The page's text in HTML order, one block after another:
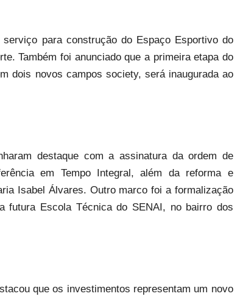
para construção do Espaço Esportivo do
Também foi anunciado que a primeira etapa do
dois novos campos society, será inaugurada ao
destaque com a assinatura da ordem de
em Tempo Integral, além da reforma e
Isabel Álvares. Outro marco foi a formalização
futura Escola Técnica do SENAI, no bairro dos
que os investimentos representam um novo